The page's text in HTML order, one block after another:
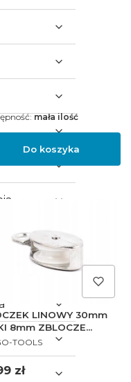
Do koszyka
mała ilość
LINOWY 30mm
8mm ZBLOCZE
TEFLON
TOOLS
zł